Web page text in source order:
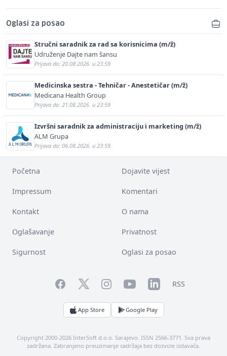
Oglasi za posao
Stručni saradnik za rad sa korisnicima (m/ž)
Udruženje Dajte nam šansu
Prijava do: 20.08.2026. u 23:59
Medicinska sestra - Tehničar - Anestetičar (m/ž)
Medicana Health Group
Prijava do: 21.08.2026. u 23:59
Izvršni saradnik za administraciju i marketing (m/ž)
ALM Grupa
Prijava do: 06.08.2026. u 23:59
Početna Dojavite vijest
Impressum Komentari
Kontakt O nama
Oglašavanje Privatnost
Sigurnost Oglasi za posao
FacebookTwitterInstagramYouTubeLinkedInRSS
App Store Google Play
Copyright 2000-2026 InterSoft d.o.o. Sarajevo. ISSN 2566-3771. Sva prava
zadržana. Zabranjeno preuzimanje sadržaja bez dozvole izdavača.